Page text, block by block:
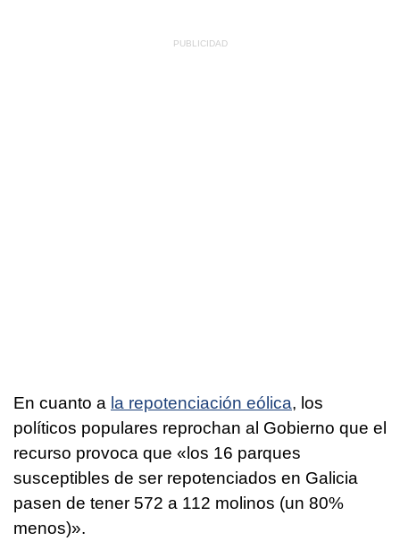
En cuanto a la repotenciación eólica, los
políticos populares reprochan al Gobierno que el
recurso provoca que «los 16 parques
susceptibles de ser repotenciados en Galicia
pasen de tener 572 a 112 molinos (un 80%
menos)».